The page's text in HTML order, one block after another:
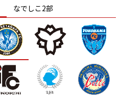
静岡 愛媛Ｌ
なでしこ2部